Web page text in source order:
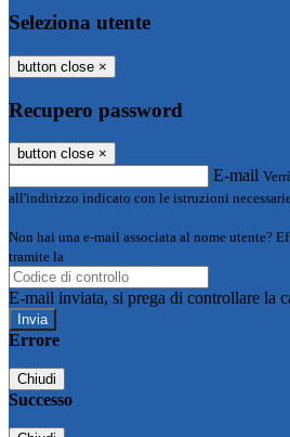
Seleziona utente
button close ×
Recupero password
button close ×
E-mail
all'indirizzo indicato con le istruzioni
Non hai una e-mail associata al nome utente?
tramite la
E-mail inviata, si prega di controllare la
Errore
Chiudi
Successo